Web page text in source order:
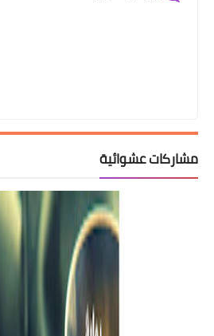
مشاركات عشوائية